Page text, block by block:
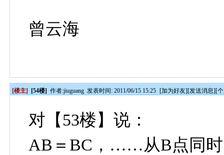
曾云海
[楼主] [54楼] 作者:jiuguang 发表时间: 2011/06/15 15:25 [加为好友][发送消息][
对【53楼】说：
AB＝BC，……从B点同时